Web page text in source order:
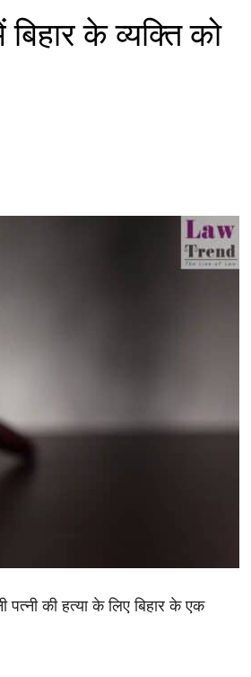
के व्यक्ति को
की हत्या के लिए बिहार के एक